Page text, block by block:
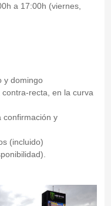
a 17:00h (viernes,
y domingo
recta, en la curva
confirmación y
(incluido)